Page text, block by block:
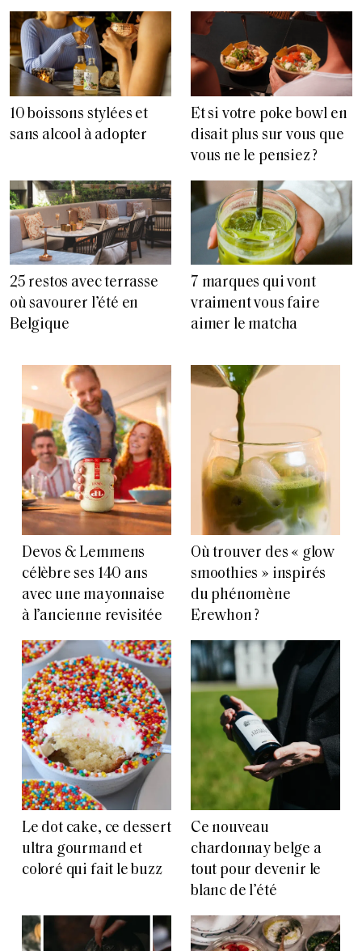
10 boissons stylées et
sans alcool à adopter
Et si votre poke bowl en
disait plus sur vous que
vous ne le pensiez ?
25 restos avec terrasse
où savourer l’été en
Belgique
7 marques qui vont
vraiment vous faire
aimer le matcha
Devos & Lemmens
célèbre ses 140 ans
avec une mayonnaise
à l’ancienne revisitée
Où trouver des « glow
smoothies » inspirés
du phénomène
Erewhon ?
Le dot cake, ce dessert
ultra gourmand et
coloré qui fait le buzz
Ce nouveau
chardonnay belge a
tout pour devenir le
blanc de l’été